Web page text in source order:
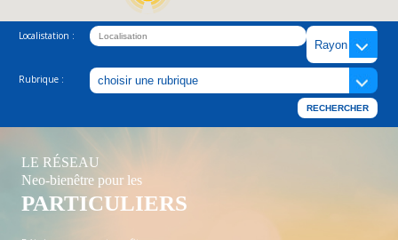
Localistation :
Rubrique :
LE RÉSEAU
Neo-bienêtre pour les
PARTICULIERS